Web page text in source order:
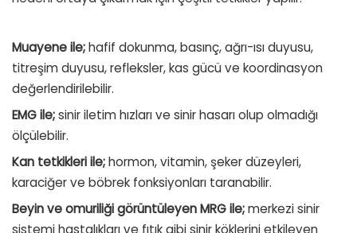
Muayene ile;hafif dokunma, basınç, ağrı-ısı duyusu,
titreşim duyusu, refleksler, kas gücü ve koordinasyon
değerlendirilebilir.
EMG ile;sinir iletim hızları ve sinir hasarı olup olmadığı
ölçülebilir.
Kan tetkikleri ile;hormon, vitamin, şeker düzeyleri,
karaciğer ve böbrek fonksiyonları taranabilir.
Beyin ve omuriliği görüntüleyen MRG ile;merkezi sinir